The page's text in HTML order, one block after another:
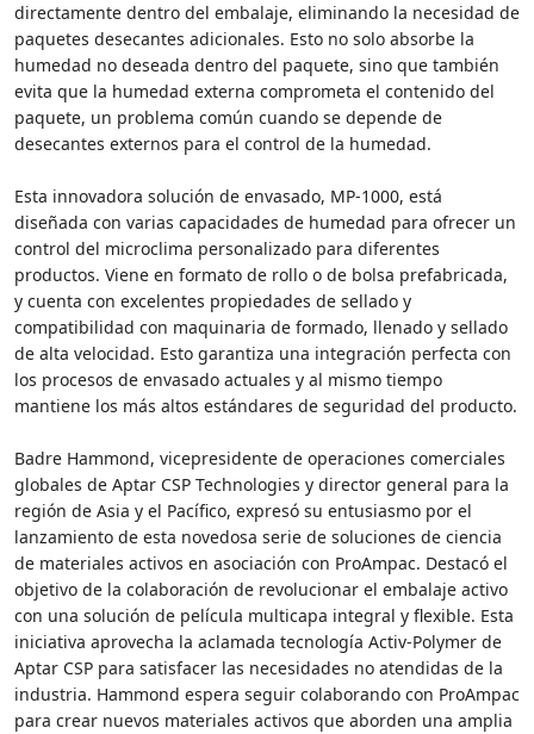
directamente dentro del embalaje, eliminando la necesidad de
paquetes desecantes adicionales. Esto no solo absorbe la
humedad no deseada dentro del paquete, sino que también
evita que la humedad externa comprometa el contenido del
paquete, un problema común cuando se depende de
desecantes externos para el control de la humedad.
Esta innovadora solución de envasado, MP-1000, está
diseñada con varias capacidades de humedad para ofrecer un
control del microclima personalizado para diferentes
productos. Viene en formato de rollo o de bolsa prefabricada,
y cuenta con excelentes propiedades de sellado y
compatibilidad con maquinaria de formado, llenado y sellado
de alta velocidad. Esto garantiza una integración perfecta con
los procesos de envasado actuales y al mismo tiempo
mantiene los más altos estándares de seguridad del producto.
Badre Hammond, vicepresidente de operaciones comerciales
globales de Aptar CSP Technologies y director general para la
región de Asia y el Pacífico, expresó su entusiasmo por el
lanzamiento de esta novedosa serie de soluciones de ciencia
de materiales activos en asociación con ProAmpac. Destacó el
objetivo de la colaboración de revolucionar el embalaje activo
con una solución de película multicapa integral y flexible. Esta
iniciativa aprovecha la aclamada tecnología Activ-Polymer de
Aptar CSP para satisfacer las necesidades no atendidas de la
industria. Hammond espera seguir colaborando con ProAmpac
para crear nuevos materiales activos que aborden una amplia